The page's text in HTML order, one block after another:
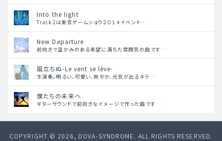
Into the light
Track2は東京ゲームショウ２０１４イベント…
New Departure
前向きで温かみのある希望に満ちた雰囲気の曲です…
風立ちぬ-Le vent se lève-
生演奏。明るい、可愛い、爽やか、元気が出るキラ…
僕たちの未来へ
ギターサウンドで前向きなイメージで作った曲です…
COPYRIGHT © 2026, DOVA-SYNDROME. ALL RIGHTS RESERVED.